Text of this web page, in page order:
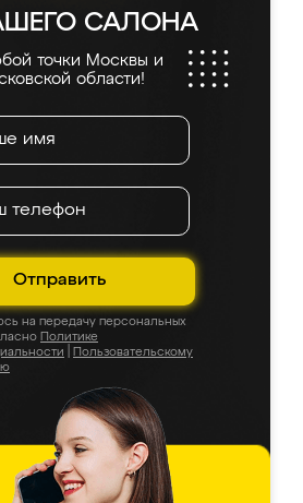
САЛОНА
точки Москвы и
области!
Отправить
на передачу персональных
Политике
Пользовательскому